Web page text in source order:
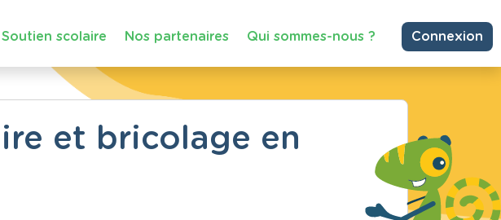
Soutien scolaire Nos partenaires Qui sommes-nous ? Connexion
et bricolage en